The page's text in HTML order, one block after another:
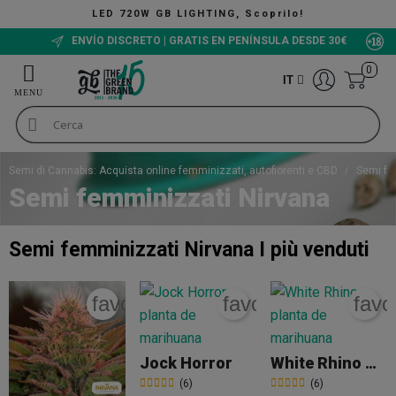
Scoprilo!
ENVÍO DISCRETO | GRATIS EN PENÍNSULA DESDE 30€
IT
0
Semi di Cannabis: Acquista online femminizzati, autofiorenti e CBD Semi
Semi femminizzati Nirvana
Semi femminizzati Nirvana I più venduti
favorite_border
Jock Horror
(6)
favorite_border
White Rhino Nirvana
(6)